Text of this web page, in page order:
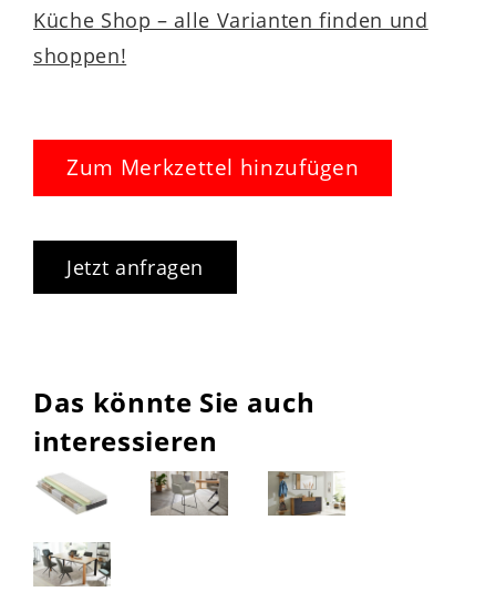
Küche Shop – alle Varianten finden und
shoppen!
Zum Merkzettel hinzufügen
Jetzt anfragen
Das könnte Sie auch
interessieren